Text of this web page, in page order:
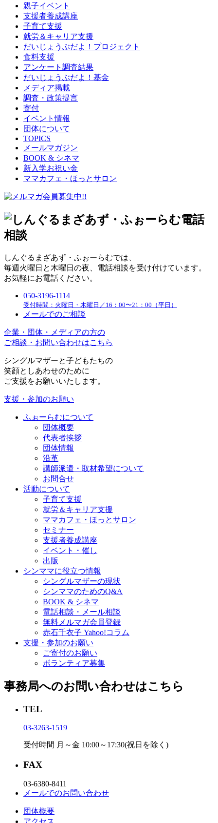
親子イベント
支援者養成講座
子育て支援
就労＆キャリア支援
だいじょうぶだよ！プロジェクト
食料支援
アンケート調査結果
だいじょうぶだよ！基金
メディア掲載
調査・政策提言
寄付
イベント情報
団体について
TOPICS
メールマガジン
BOOK & シネマ
新入学お祝い金
ママカフェ・ほっとサロン
しんぐるまざあず・ふぉーらむでは、
毎週火曜日と木曜日の夜、電話相談を受け付けています。
お気軽にお電話ください。
050-3196-1114
受付時間：火曜日・木曜日／16：00〜21：00（平日）
メールでのご相談
企業・団体・メディアの方の
ご相談・お問い合わせはこちら
シングルマザーと子どもたちの
笑顔としあわせのために
ご支援をお願いいたします。
支援・参加のお願い
ふぉーらむについて
団体概要
代表者挨拶
団体情報
沿革
講師派遣・取材希望について
お問合せ
活動について
子育て支援
就労＆キャリア支援
ママカフェ・ほっとサロン
セミナー
支援者養成講座
イベント・催し
出版
シンママに役立つ情報
シングルマザーの現状
シンママのためのQ&A
BOOK & シネマ
電話相談・メール相談
無料メルマガ会員登録
赤石千衣子 Yahoo!コラム
支援・参加のお願い
ご寄付のお願い
ボランティア募集
事務局へのお問い合わせはこちら
TEL
03-3263-1519
受付時間 月～金 10:00～17:30(祝日を除く)
FAX
03-6380-8411
メールでのお問い合わせ
団体概要
アクセス